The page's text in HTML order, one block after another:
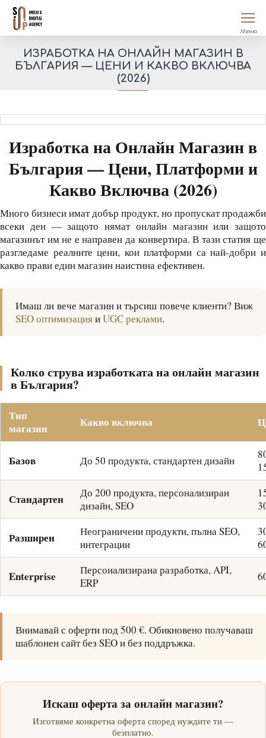
ИЗРАБОТКА НА ОНЛАЙН МАГАЗИН В
БЪЛГАРИЯ — ЦЕНИ И КАКВО ВКЛЮЧВА
(2026)
Изработка на Онлайн Магазин в
България — Цени, Платформи и
Какво Включва (2026)
Много бизнеси имат добър продукт, но пропускат продажби
всеки ден — защото нямат онлайн магазин или защото
магазинът им не е направен да конвертира. В тази статия ще
разгледаме реалните цени, кои платформи са най-добри и
какво прави един магазин наистина ефективен.
Имаш ли вече магазин и търсиш повече клиенти? Виж
SEO оптимизацияиUGC реклами.
Колко струва изработката на онлайн магазин
в България?
Тип
магазин
Какво включва
Базов До 50 продукта, стандартен дизайн
Стандартен
До 200 продукта, персонализиран
дизайн, SEO
Разширен
Неограничени продукти, пълна SEO,
интеграции
Enterprise
Персонализирана разработка, API,
ERP
Внимавай с оферти под 500 €. Обикновено получаваш
шаблонен сайт без SEO и без поддръжка.
Искаш оферта за онлайн магазин?
Изготвяме конкретна оферта според нуждите ти —
безплатно.